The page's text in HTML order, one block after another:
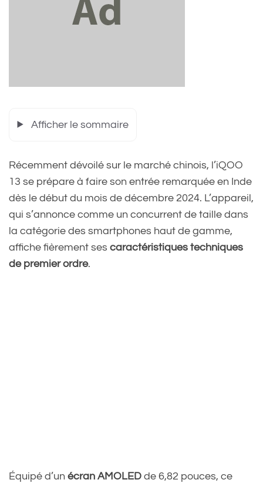
Afficher le sommaire
Récemment dévoilé sur le marché chinois, l’iQOO
13 se prépare à faire son entrée remarquée en Inde
dès le début du mois de décembre 2024. L’appareil,
qui s’annonce comme un concurrent de taille dans
la catégorie des smartphones haut de gamme,
affiche fièrement ses caractéristiques techniques
de premier ordre.
Équipé d’un écran AMOLED de 6,82 pouces, ce